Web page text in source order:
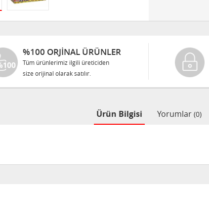
%100 ORJINAL ÜRÜNLER
Tüm ürünlerimiz ilgili üreticiden
size orijinal olarak satılır.
Ürün Bilgisi Yorumlar (0)